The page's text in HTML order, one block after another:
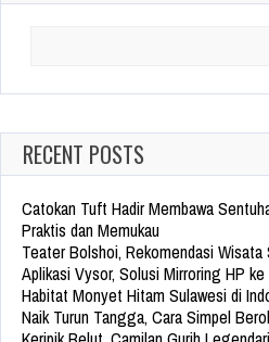
RECENT POSTS
Catokan Tuft Hadir Membawa
Praktis dan Memukau
Teater Bolshoi, Rekomendasi
Aplikasi Vysor, Solusi Mirroring HP
Habitat Monyet Hitam Sulawesi di
Naik Turun Tangga, Cara Simpel